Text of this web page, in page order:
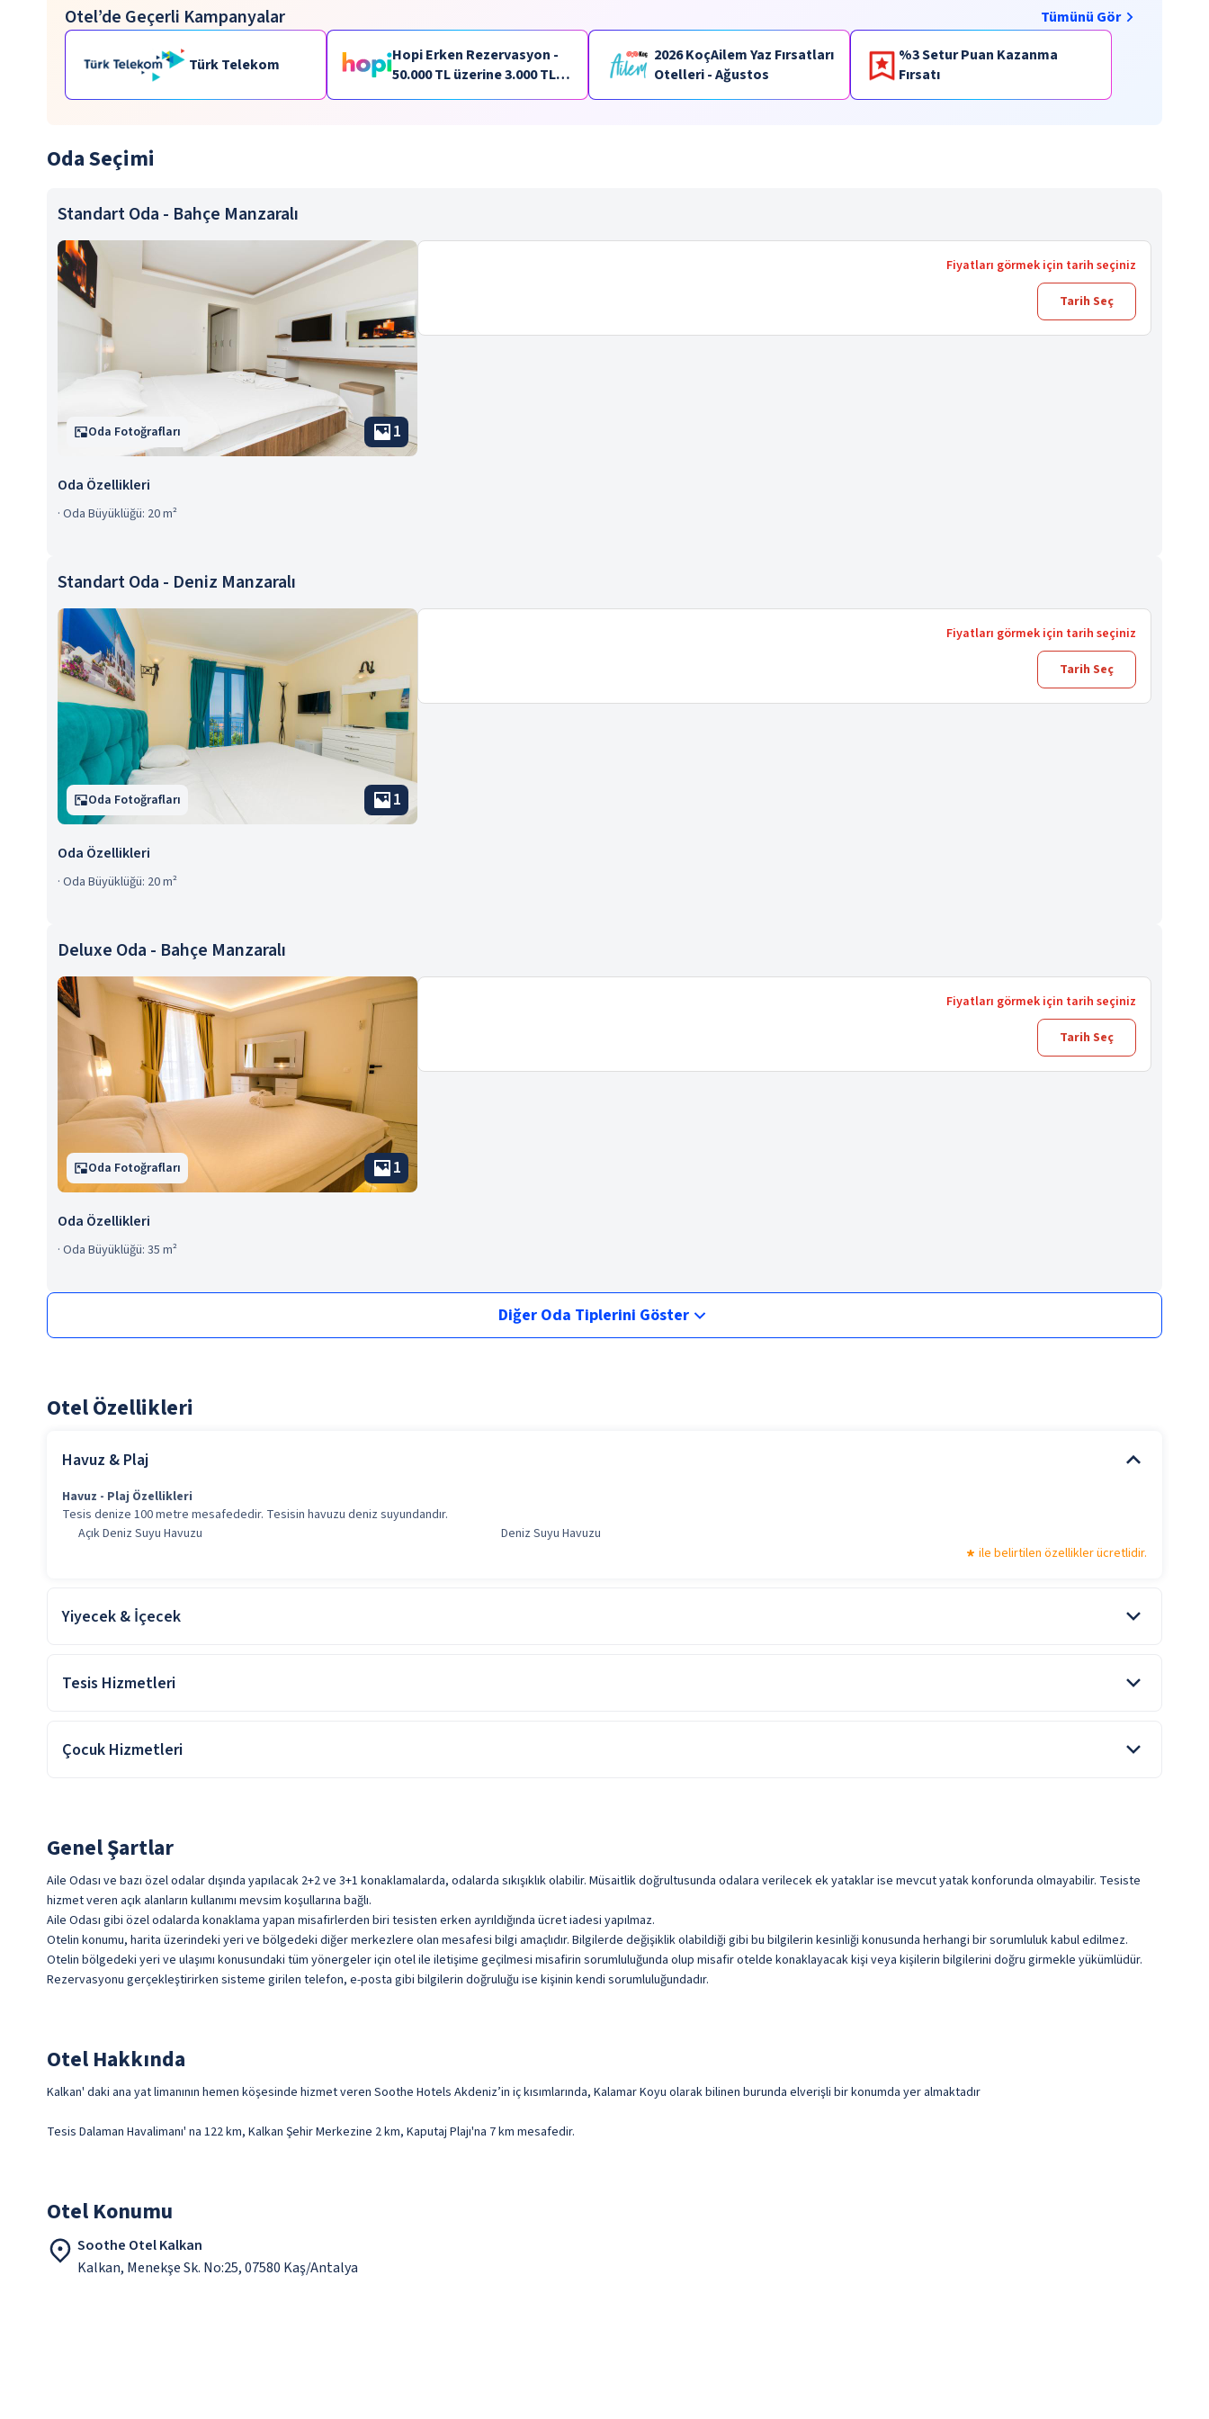
Otel’de Geçerli Kampanyalar Tümünü Gör
Türk Telekom
Hopi Erken Rezervasyon -
50.000 TL üzerine 3.000 TL
paracık
2026 KoçAilem Yaz Fırsatları
Otelleri - Ağustos
%3 Setur Puan Kazanma
Fırsatı
Oda Seçimi
Standart Oda - Bahçe Manzaralı
Oda Fotoğrafları 1
Oda Özellikleri
· Oda Büyüklüğü: 20 m²
Fiyatları görmek için tarih seçiniz
Tarih Seç
Standart Oda - Deniz Manzaralı
Oda Fotoğrafları 1
Oda Özellikleri
· Oda Büyüklüğü: 20 m²
Fiyatları görmek için tarih seçiniz
Tarih Seç
Deluxe Oda - Bahçe Manzaralı
Oda Fotoğrafları 1
Oda Özellikleri
· Oda Büyüklüğü: 35 m²
Fiyatları görmek için tarih seçiniz
Tarih Seç
Diğer Oda Tiplerini Göster
Otel Özellikleri
Havuz & Plaj
Havuz - Plaj Özellikleri
Tesis denize 100 metre mesafededir. Tesisin havuzu deniz suyundandır.
Açık Deniz Suyu Havuzu
Deniz Suyu Havuzu
ile belirtilen özellikler ücretlidir.
Yiyecek & İçecek
A La Carte Restoran
Türk Kahvesi
Tesis Hizmetleri
Emanet Kasa
Çocuk Hizmetleri
Genel Şartlar
Aile Odası ve bazı özel odalar dışında yapılacak 2+2 ve 3+1 konaklamalarda, odalarda sıkışıklık olabilir. Müsaitlik doğrultusunda odalara verilecek ek yataklar ise mevcut yatak konforunda olmayabilir. Tesiste
hizmet veren açık alanların kullanımı mevsim koşullarına bağlı.
Aile Odası gibi özel odalarda konaklama yapan misafirlerden biri tesisten erken ayrıldığında ücret iadesi yapılmaz.
Otelin konumu, harita üzerindeki yeri ve bölgedeki diğer merkezlere olan mesafesi bilgi amaçlıdır. Bilgilerde değişiklik olabildiği gibi bu bilgilerin kesinliği konusunda herhangi bir sorumluluk kabul edilmez.
Otelin bölgedeki yeri ve ulaşımı konusundaki tüm yönergeler için otel ile iletişime geçilmesi misafirin sorumluluğunda olup misafir otelde konaklayacak kişi veya kişilerin bilgilerini doğru girmekle yükümlüdür.
Rezervasyonu gerçekleştirirken sisteme girilen telefon, e-posta gibi bilgilerin doğruluğu ise kişinin kendi sorumluluğundadır.
Otel Hakkında
Kalkan' daki ana yat limanının hemen köşesinde hizmet veren Soothe Hotels Akdeniz’in iç kısımlarında, Kalamar Koyu olarak bilinen burunda elverişli bir konumda yer almaktadır
Tesis Dalaman Havalimanı' na 122 km, Kalkan Şehir Merkezine 2 km, Kaputaj Plajı'na 7 km mesafedir.
Otel Konumu
Soothe Otel Kalkan
Kalkan, Menekşe Sk. No:25, 07580 Kaş/Antalya